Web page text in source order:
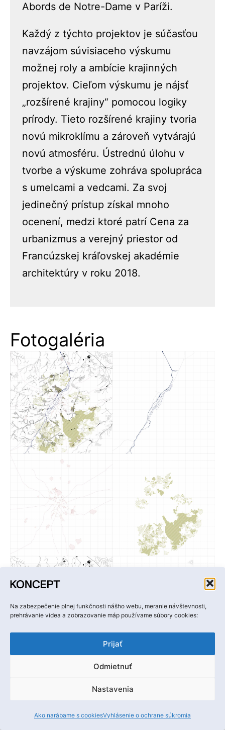
Na zabezpečenie plnej funkčnosti nášho webu, meranie návštevnosti,
prehrávanie videa a zobrazovanie máp používame súbory cookies:
Prijať
Odmietnuť
Nastavenia
Ako narábame s cookiesVyhlásenie o ochrane súkromia
Abords de Notre-Dame v Paríži.
Každý z týchto projektov je súčasťou
navzájom súvisiaceho výskumu
možnej roly a ambície krajinných
projektov. Cieľom výskumu je nájsť
„rozšírené krajiny“ pomocou logiky
prírody. Tieto rozšírené krajiny tvoria
novú mikroklímu a zároveň vytvárajú
novú atmosféru. Ústrednú úlohu v
tvorbe a výskume zohráva spolupráca
s umelcami a vedcami. Za svoj
jedinečný prístup získal mnoho
ocenení, medzi ktoré patrí Cena za
urbanizmus a verejný priestor od
Francúzskej kráľovskej akadémie
architektúry v roku 2018.
Fotogaléria